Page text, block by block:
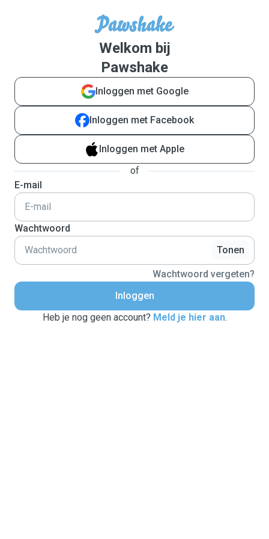
Welkom bij
Pawshake
Inloggen met Google
Inloggen met Facebook
Inloggen met Apple
of
E-mail
Wachtwoord
Tonen
Wachtwoord vergeten?
Inloggen
Heb je nog geen account? Meld je hier aan.